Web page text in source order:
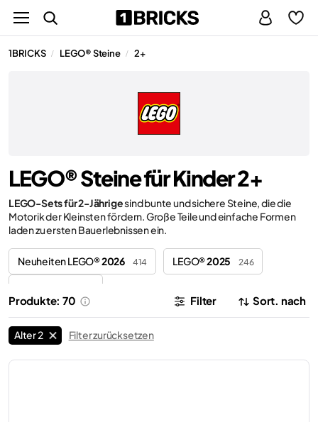
1BRICKS / LEGO® Steine / 2+
LEGO® Steine für Kinder 2+
LEGO-Sets für 2-Jährigesind bunte und sichere Steine, die die
Motorik der Kleinsten fördern. Große Teile und einfache Formen
laden zu ersten Bauerlebnissen ein.
Neuheiten LEGO®2026 414 LEGO®2025 246
Produkte: 70 Filter Sort. nach
Alter 2 Filter zurücksetzen